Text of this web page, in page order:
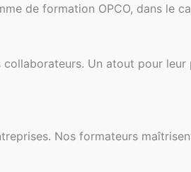
de formation OPCO, dans le
Un atout pour leur
Nos formateurs